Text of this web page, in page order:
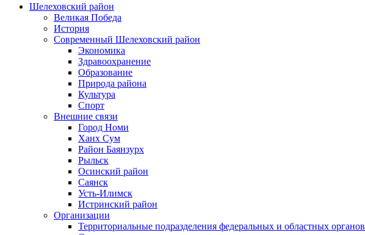
Шелеховский район
Великая Победа
История
Современный Шелеховский район
Экономика
Здравоохранение
Образование
Природа района
Культура
Спорт
Внешние связи
Город Номи
Ханх Сум
Район Баянзурх
Рыльск
Осинский район
Саянск
Усть-Илимск
Истринский район
Организации
Территориальные подразделения федеральных и областных органов